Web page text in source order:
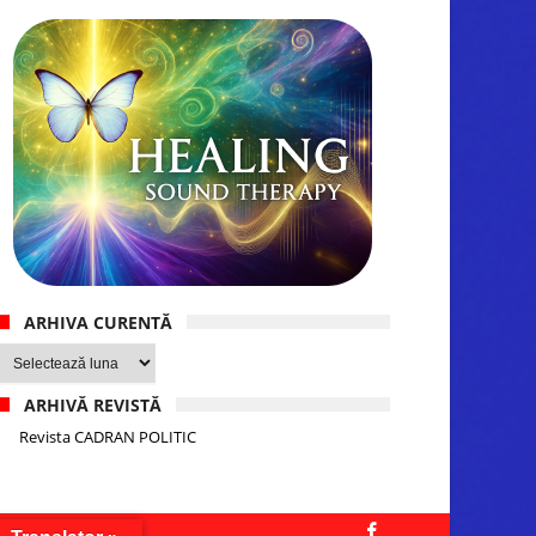
ARHIVA CURENTĂ
Arhiva
curentă
ARHIVĂ REVISTĂ
Revista CADRAN POLITIC